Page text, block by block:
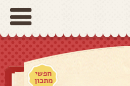
חפשי
מתכון